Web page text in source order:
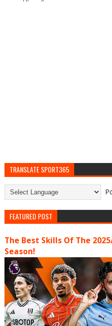
TRANSLATE SPORT365
FEATURED POST
The Best Skills Of The
Season!